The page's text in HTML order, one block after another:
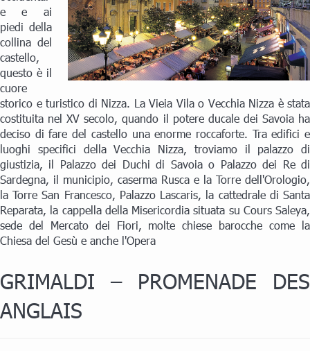
e e ai
piedi della
collina del
castello,
questo è il
cuore
storico e turistico di Nizza. La Vieia Vila o Vecchia Nizza è stata
costituita nel XV secolo, quando il potere ducale dei Savoia ha
deciso di fare del castello una enorme roccaforte. Tra edifici e
luoghi specifici della Vecchia Nizza, troviamo il palazzo di
giustizia, il Palazzo dei Duchi di Savoia o Palazzo dei Re di
Sardegna, il municipio, caserma Rusca e la Torre dell'Orologio,
la Torre San Francesco, Palazzo Lascaris, la cattedrale di Santa
Reparata, la cappella della Misericordia situata su Cours Saleya,
sede del Mercato dei Fiori, molte chiese barocche come la
Chiesa del Gesù e anche l'Opera
GRIMALDI – PROMENADE DES
ANGLAIS